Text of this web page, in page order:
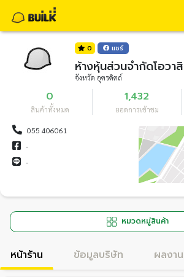
0 แชร์
ห้างหุ้นส่วนจำกัดโอวา
จังหวัด อุตรดิตถ์
0
สินค้าทั้งหมด
1,432
ยอดการเข้าชม
055 406061
-
-
หมวดหมู่สินค้า
หน้าร้าน ข้อมูลบริษัท ผลงาน